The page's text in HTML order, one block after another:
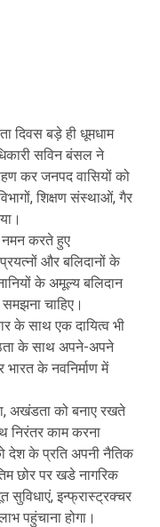
दिवस बड़े ही धूमधाम
सविन बंसल ने
कर जनपद वासियों को
शिक्षण संस्थाओं, गैर
नमन करते हुए
और बलिदानों के
के अमूल्य बलिदान
चाहिए।
के साथ एक दायित्व भी
के साथ अपने-अपने
भारत के नवनिर्माण में
अखंडता को बनाए रखते
निरंतर काम करना
देश के प्रति अपनी नैतिक
छोर पर खडे नागरिक
इन्फ्रास्ट्रक्चर
पहुंचाना होगा।